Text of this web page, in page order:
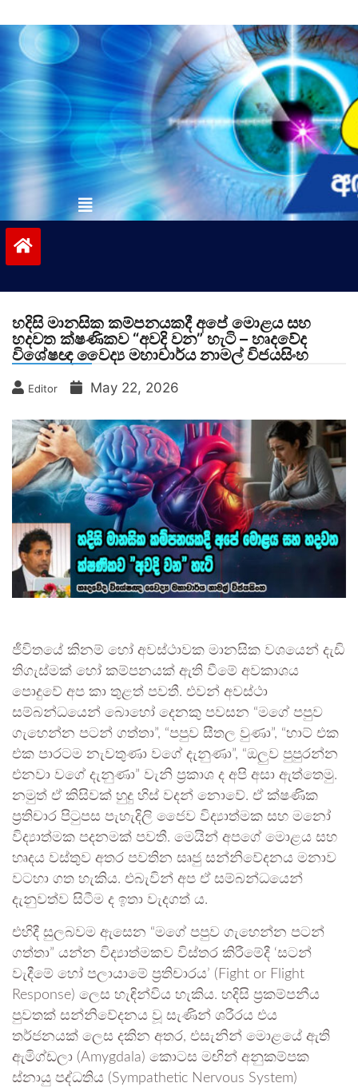
to
contentvinivida.lk
හදිසි මානසික කම්පනයකදී අපේ මොළය සහ
හදවත ක්ෂණිකව “අවදි වන” හැටි – හෘදවේද
විශේෂඥ වෛද්‍ය මහාචාර්ය නාමල් විජයසිංහ
Editor May 22, 2026
ජීවිතයේ කිනම් හෝ අවස්ථාවක මානසික වශයෙන් දැඩි
තිගැස්මක් හෝ කම්පනයක් ඇති වීමේ අවකාශය
පොදුවේ අප කා තුළත් පවතී. එවන් අවස්ථා
සම්බන්ධයෙන් බොහෝ දෙනකු පවසන “මගේ පපුව
ගැහෙන්න පටන් ගත්තා”, “පපුව සීතල වුණා”, “හාට් එක
එක පාරටම නැවතුණා වගේ දැනුණා”, “ඔලුව පුපුරන්න
එනවා වගේ දැනුණා” වැනි ප්‍රකාශ ද අපි අසා ඇත්තෙමු.
නමුත් ඒ කිසිවක් හුදු හිස් වදන් නොවේ. ඒ ක්ෂණික
ප්‍රතිචාර පිටුපස පැහැදිලි ජෛව විද්‍යාත්මක සහ මනෝ
විද්‍යාත්මක පදනමක් පවතී. මෙයින් අපගේ මොළය සහ
හෘදය වස්තුව අතර පවතින සෘජු සන්නිවේදනය මනාව
වටහා ගත හැකිය. එබැවින් අප ඒ සම්බන්ධයෙන්
දැනුවත්ව සිටීම ද ඉතා වැදගත් ය.
එහිදී සුලබවම ඇසෙන “මගේ පපුව ගැහෙන්න පටන්
ගත්තා” යන්න විද්‍යාත්මකව විස්තර කිරීමේදී ‘සටන්
වැදීමේ හෝ පලායාමේ ප්‍රතිචාරය’ (Fight or Flight
Response) ලෙස හැඳින්විය හැකිය. හදිසි ප්‍රකම්පනීය
පුවතක් සන්නිවේදනය වූ සැණින් ශරීරය එය
තර්ජනයක් ලෙස දකින අතර, එසැනින් මොළයේ ඇති
ඇමිග්ඩලා (Amygdala) කොටස මඟින් අනුකම්පක
ස්නායු පද්ධතිය (Sympathetic Nervous System)